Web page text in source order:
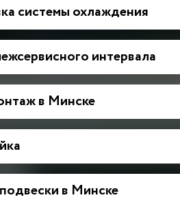
системы охлаждения
интервала
в Минске
в Минске